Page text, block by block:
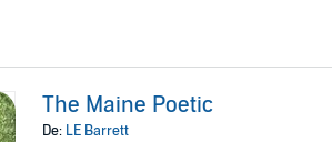
The Maine Poetic
De: LE Barrett